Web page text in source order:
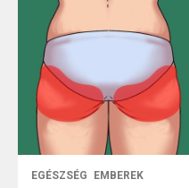
EGÉSZSÉG EMBEREK